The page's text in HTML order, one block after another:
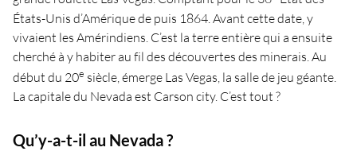
États-Unis d’Amérique de puis 1864. Avant cette date, y
vivaient les Amérindiens. C’est la terre entière qui a ensuite
cherché à y habiter au fil des découvertes des minerais. Au
début du 20e siècle, émerge Las Vegas, la salle de jeu géante.
La capitale du Nevada est Carson city. C’est tout ?
Qu’y-a-t-il au Nevada ?